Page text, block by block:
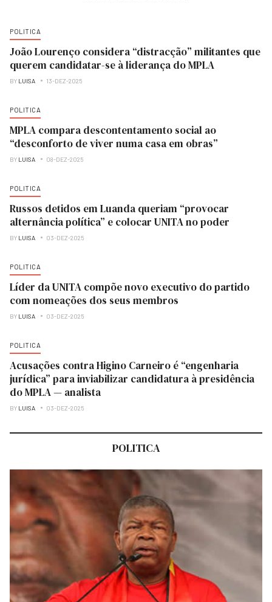
POLITICA
João Lourenço considera “distracção” militantes que
querem candidatar-se à liderança do MPLA
BY LUISA 13-DEZ-2025
POLITICA
MPLA compara descontentamento social ao
“desconforto de viver numa casa em obras”
BY LUISA 08-DEZ-2025
POLITICA
Russos detidos em Luanda queriam “provocar
alternância política” e colocar UNITA no poder
BY LUISA 03-DEZ-2025
POLITICA
Líder da UNITA compõe novo executivo do partido
com nomeações dos seus membros
BY LUISA 03-DEZ-2025
POLITICA
Acusações contra Higino Carneiro é “engenharia
jurídica” para inviabilizar candidatura à presidência
do MPLA — analista
BY LUISA 03-DEZ-2025
POLITICA